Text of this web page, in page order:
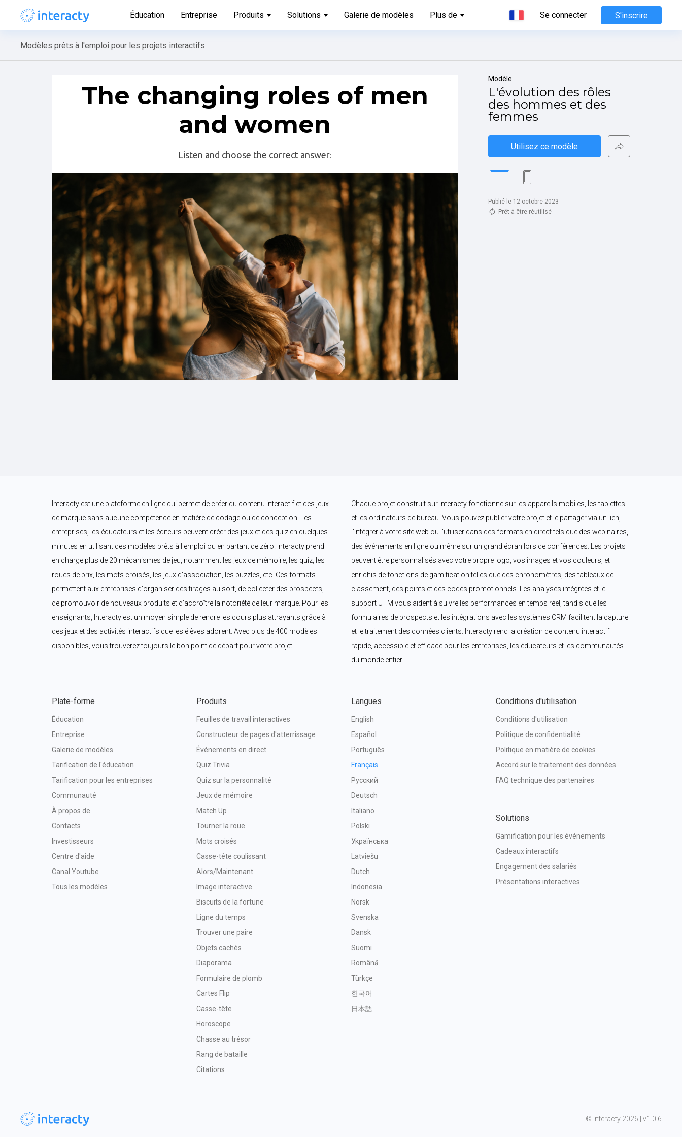
Éducation Entreprise Produits Solutions Galerie de modèles Plus de Se connecter S'inscrire
Modèles prêts à l'emploi pour les projets interactifs
Modèle
L'évolution des rôles
des hommes et des
femmes
Utilisez ce modèle
Publié le 12 octobre 2023
Prêt à être réutilisé
Interacty est une plateforme en ligne qui permet de créer du contenu interactif et des jeux
de marque sans aucune compétence en matière de codage ou de conception. Les
entreprises, les éducateurs et les éditeurs peuvent créer des jeux et des quiz en quelques
minutes en utilisant des modèles prêts à l'emploi ou en partant de zéro. Interacty prend
en charge plus de 20 mécanismes de jeu, notamment les jeux de mémoire, les quiz, les
roues de prix, les mots croisés, les jeux d'association, les puzzles, etc. Ces formats
permettent aux entreprises d'organiser des tirages au sort, de collecter des prospects,
de promouvoir de nouveaux produits et d'accroître la notoriété de leur marque. Pour les
enseignants, Interacty est un moyen simple de rendre les cours plus attrayants grâce à
des jeux et des activités interactifs que les élèves adorent. Avec plus de 400 modèles
disponibles, vous trouverez toujours le bon point de départ pour votre projet.
Chaque projet construit sur Interacty fonctionne sur les appareils mobiles, les tablettes
et les ordinateurs de bureau. Vous pouvez publier votre projet et le partager via un lien,
l'intégrer à votre site web ou l'utiliser dans des formats en direct tels que des webinaires,
des événements en ligne ou même sur un grand écran lors de conférences. Les projets
peuvent être personnalisés avec votre propre logo, vos images et vos couleurs, et
enrichis de fonctions de gamification telles que des chronomètres, des tableaux de
classement, des points et des codes promotionnels. Les analyses intégrées et le
support UTM vous aident à suivre les performances en temps réel, tandis que les
formulaires de prospects et les intégrations avec les systèmes CRM facilitent la capture
et le traitement des données clients. Interacty rend la création de contenu interactif
rapide, accessible et efficace pour les entreprises, les éducateurs et les communautés
du monde entier.
Plate-forme
Éducation
Entreprise
Galerie de modèles
Tarification de l'éducation
Tarification pour les entreprises
Communauté
À propos de
Contacts
Investisseurs
Centre d'aide
Canal Youtube
Tous les modèles
Produits
Feuilles de travail interactives
Constructeur de pages d'atterrissage
Événements en direct
Quiz Trivia
Quiz sur la personnalité
Jeux de mémoire
Match Up
Tourner la roue
Mots croisés
Casse-tête coulissant
Alors/Maintenant
Image interactive
Biscuits de la fortune
Ligne du temps
Trouver une paire
Objets cachés
Diaporama
Formulaire de plomb
Cartes Flip
Casse-tête
Horoscope
Chasse au trésor
Rang de bataille
Citations
Langues
English
Español
Português
Français
Русский
Deutsch
Italiano
Polski
Українська
Latviešu
Dutch
Indonesia
Norsk
Svenska
Dansk
Suomi
Română
Türkçe
한국어
日本語
Conditions d'utilisation
Conditions d'utilisation
Politique de confidentialité
Politique en matière de cookies
Accord sur le traitement des données
FAQ technique des partenaires
Solutions
Gamification pour les événements
Cadeaux interactifs
Engagement des salariés
Présentations interactives
© Interacty 2026 | v1.0.6